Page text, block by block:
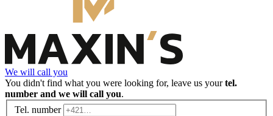
We will call you
You didn't find what you were looking for, leave us yourtel.
number and we will call you.
Tel. number